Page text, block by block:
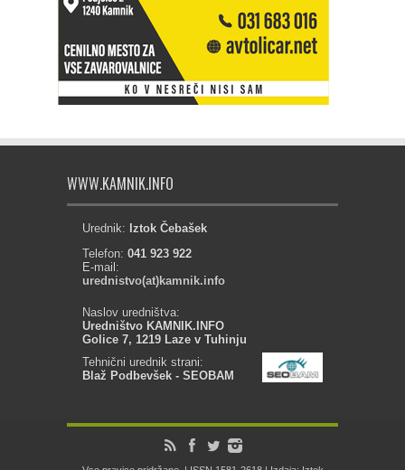
WWW.KAMNIK.INFO
Urednik: Iztok Čebašek
Telefon: 041 923 922
E-mail:
urednistvo(at)kamnik.info
Naslov uredništva:
Uredništvo KAMNIK.INFO
Golice 7, 1219 Laze v Tuhinju
Tehnični urednik strani:
Blaž Podbevšek - SEOBAM